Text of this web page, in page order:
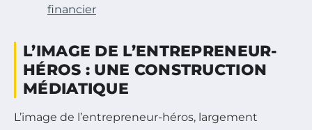
financier
L’IMAGE DE L’ENTREPRENEUR-
HÉROS : UNE CONSTRUCTION
MÉDIATIQUE
L’image de l’entrepreneur-héros, largement